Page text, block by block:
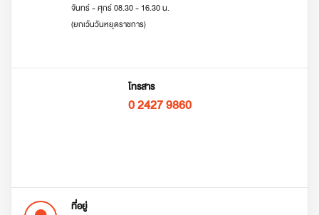
จันทร์ - ศุกร์ 08.30 - 16.30 น.
(ยกเว้นวันหยุดราชการ)
โทรสาร
0 2427 9860
ที่อยู่